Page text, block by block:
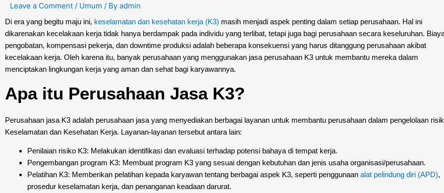
Leave a Comment / Umum / By admin
Di era yang begitu maju ini, keselamatan dan kesehatan kerja (K3) masih menjadi aspek penting dalam setiap perusahaan. Hal ini
dikarenakan kecelakaan kerja tidak hanya berdampak pada individu yang terlibat, tetapi juga bagi perusahaan secara keseluruhan.
pengobatan, kompensasi pekerja, dan downtime produksi adalah beberapa konsekuensi yang harus ditanggung perusahaan akibat
kecelakaan kerja. Oleh karena itu, banyak perusahaan yang menggunakan jasa perusahaan K3 untuk membantu mereka dalam
menciptakan lingkungan kerja yang aman dan sehat bagi karyawannya.
Apa itu Perusahaan Jasa K3?
Perusahaan jasa K3 adalah perusahaan jasa yang menyediakan berbagai layanan untuk membantu perusahaan dalam pengelolaan
Keselamatan dan Kesehatan Kerja. Layanan-layanan tersebut antara lain:
Penilaian risiko K3: Melakukan identifikasi dan evaluasi terhadap potensi bahaya di tempat kerja.
Pengembangan program K3: Membuat program K3 yang sesuai dengan kebutuhan dan jenis usaha organisasi/perusahaan.
Pelatihan K3: Memberikan pelatihan kepada karyawan tentang berbagai aspek K3, seperti penggunaan alat pelindung diri (APD),
prosedur keselamatan kerja, dan penanganan keadaan darurat.